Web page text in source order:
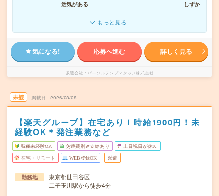
活気がある
しずか
もっと見る
気になる! 応募へ進む 詳しく見る
派遣会社 パーソルテンプスタッフ株式会社
未読 掲載日 2026/08/08
【楽天グループ】在宅あり！時給1900円！未
経験OK＊発注業務など
職種未経験OK 交通費別途支給あり 土日祝日が休み
在宅・リモート WEB登録OK 派遣
勤務地
東京都世田谷区
二子玉川駅から徒歩4分